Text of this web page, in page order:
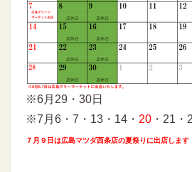
※6月29・30日
※7月6・7・13・14・ 20 ・21・
７月９日は広島マツダ西条店の夏祭りに出店します